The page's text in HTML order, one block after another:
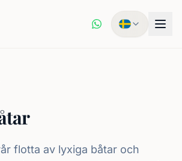
flotta av lyxiga båtar och